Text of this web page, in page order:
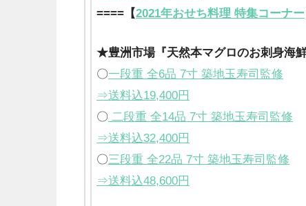
====【2021年おせち料理 特集コーナー
★豊洲市場『天然本マグロのお刺身海鮮
〇一段重 全6品 7寸 築地玉寿司監修
⇒送料込19,400円
〇 二段重 全14品 7寸 築地玉寿司監修
⇒送料込32,400円
〇三段重 全22品 7寸 築地玉寿司監修
⇒送料込48,600円